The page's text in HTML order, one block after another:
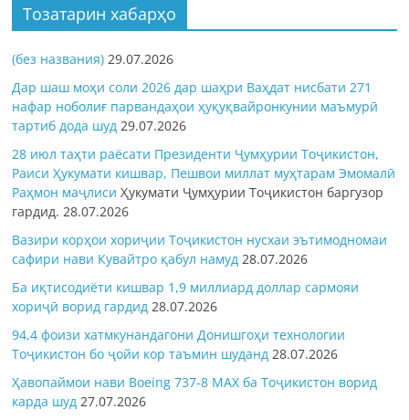
Тозатарин хабарҳо
(без названия) 29.07.2026
Дар шаш моҳи соли 2026 дар шаҳри Ваҳдат нисбати 271
нафар ноболиғ парвандаҳои ҳуқуқвайронкунии маъмурӣ
тартиб дода шуд 29.07.2026
28 июл таҳти раёсати Президенти Ҷумҳурии Тоҷикистон,
Раиси Ҳукумати кишвар, Пешвои миллат муҳтарам Эмомалӣ
Раҳмон маҷлисиҲукумати Ҷумҳурии Тоҷикистон баргузор
гардид.28.07.2026
Вазири корҳои хориҷии Тоҷикистон нусхаи эътимодномаи
сафири нави Кувайтро қабул намуд 28.07.2026
Ба иқтисодиёти кишвар 1,9 миллиард доллар сармояи
хориҷӣ ворид гардид 28.07.2026
94,4 фоизи хатмкунандагони Донишгоҳи технологии
Тоҷикистон бо ҷойи кор таъмин шуданд 28.07.2026
Ҳавопаймои нави Boeing 737-8 MAX ба Тоҷикистон ворид
карда шуд 27.07.2026